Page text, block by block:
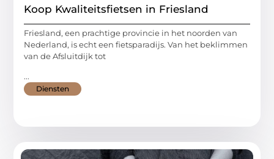
Koop Kwaliteitsfietsen in Friesland
Friesland, een prachtige provincie in het noorden van
Nederland, is echt een fietsparadijs. Van het beklimmen
van de Afsluitdijk tot
...
Diensten